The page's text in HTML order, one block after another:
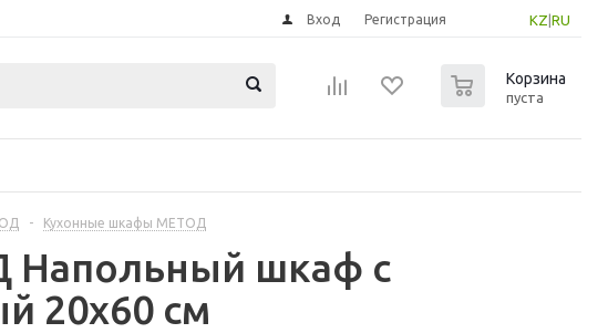
KZ RU
Вход Регистрация
Корзина
пуста
- Кухонные шкафы МЕТОД
Напольный шкаф с
20x60 см